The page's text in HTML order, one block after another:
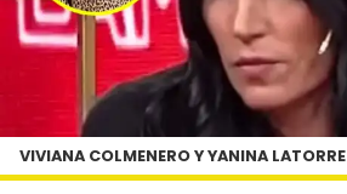
VIVIANA COLMENERO Y YANINA LATORRE